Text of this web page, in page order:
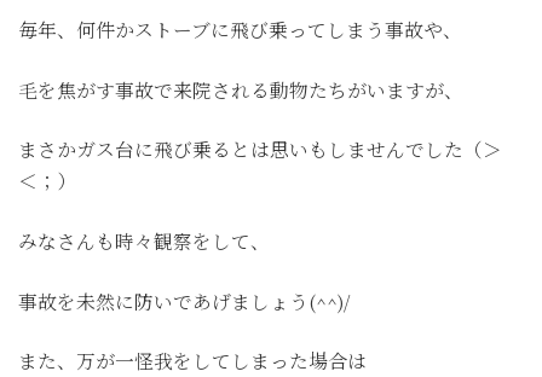
毎年、何件かストーブに飛び乗ってしまう事故や、
毛を焦がす事故で来院される動物たちがいますが、
まさかガス台に飛び乗るとは思いもしませんでした（＞
＜；）
みなさんも時々観察をして、
事故を未然に防いであげましょう(^^)/
また、万が一怪我をしてしまった場合は